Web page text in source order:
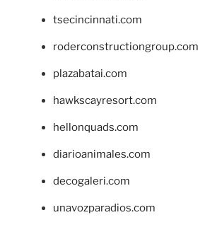
tsecincinnati.com
roderconstructiongroup.com
plazabatai.com
hawkscayresort.com
hellonquads.com
diarioanimales.com
decogaleri.com
unavozparadios.com